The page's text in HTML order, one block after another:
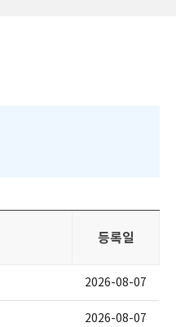
등록일
2026-08-07
2026-08-07